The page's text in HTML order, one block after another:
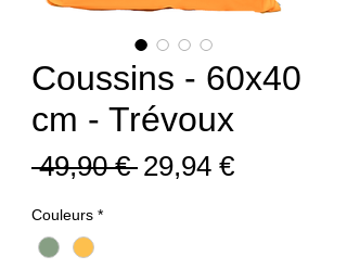
Coussins - 60x40
cm - Trévoux
49,90 € Prix
29,94 €Prix
Couleurs *